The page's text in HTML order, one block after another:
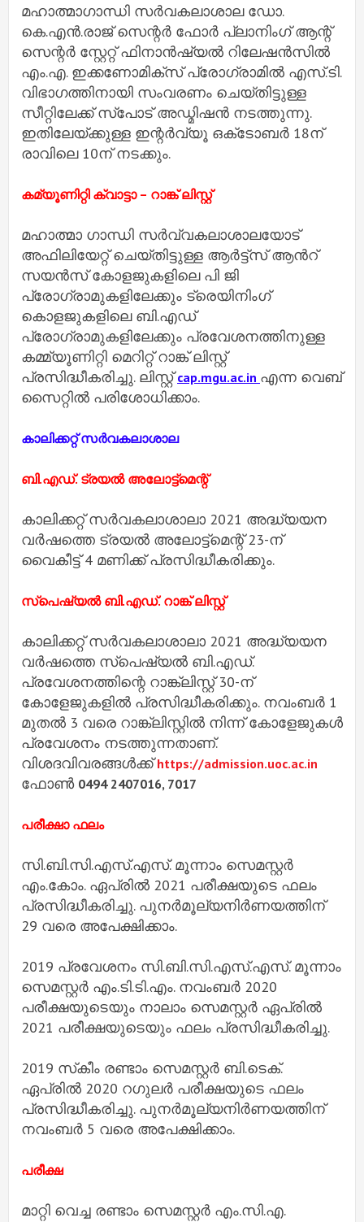
മഹാത്മാഗാന്ധി സർവകലാശാല ഡോ.
കെ.എൻ.രാജ് സെന്റർ ഫോർ പ്ലാനിംഗ് ആന്റ്
സെന്റർ സ്റ്റേറ്റ് ഫിനാൻഷ്യൽ റിലേഷൻസിൽ
എം.എ. ഇക്കണോമിക്‌സ് പ്രോഗ്രാമിൽ എസ്.ടി.
വിഭാഗത്തിനായി സംവരണം ചെയ്തിട്ടുള്ള
സീറ്റിലേക്ക് സ്‌പോട് അഡ്മിഷൻ നടത്തുന്നു.
ഇതിലേയ്ക്കുള്ള ഇന്റർവ്യൂ ഒക്‌ടോബർ 18ന്
രാവിലെ 10ന് നടക്കും.
കമ്യൂണിറ്റി ക്വാട്ടാ – റാങ്ക് ലിസ്റ്റ്
മഹാത്മാ ഗാന്ധി സർവ്വകലാശാലയോട്
അഫിലിയേറ്റ് ചെയ്തിട്ടുള്ള ആർട്ട്സ് ആൻറ്
സയൻസ് കോളജുകളിലെ പി ജി
പ്രോഗ്രാമുകളിലേക്കും ട്രെയിനിംഗ്
കൊളജുകളിലെ ബി.എഡ്
പ്രോഗ്രാമുകളിലേക്കും പ്രവേശനത്തിനുള്ള
കമ്മ്യൂണിറ്റി മെറിറ്റ് റാങ്ക്‌ ലിസ്റ്റ്
പ്രസിദ്ധീകരിച്ചു. ലിസ്റ്റ്cap.mgu.ac.in എന്ന വെബ്
സൈറ്റിൽ പരിശോധിക്കാം.
കാലിക്കറ്റ് സർവകലാശാല
ബി.എഡ്. ട്രയല്‍ അലോട്ട്‌മെന്റ്
കാലിക്കറ്റ് സര്‍വകലാശാലാ 2021 അദ്ധ്യയന
വര്‍ഷത്തെ ട്രയല്‍ അലോട്ട്‌മെന്റ് 23-ന്
വൈകീട്ട് 4 മണിക്ക് പ്രസിദ്ധീകരിക്കും.
സ്‌പെഷ്യല്‍ ബി.എഡ്. റാങ്ക് ലിസ്റ്റ്
കാലിക്കറ്റ് സര്‍വകലാശാലാ 2021 അദ്ധ്യയന
വര്‍ഷത്തെ സ്‌പെഷ്യല്‍ ബി.എഡ്.
പ്രവേശനത്തിന്റെ റാങ്ക്‌ലിസ്റ്റ് 30-ന്
കോളേജുകളില്‍ പ്രസിദ്ധീകരിക്കും. നവംബര്‍ 1
മുതല്‍ 3 വരെ റാങ്ക്‌ലിസ്റ്റില്‍ നിന്ന് കോളേജുകള്‍
പ്രവേശനം നടത്തുന്നതാണ്.
വിശദവിവരങ്ങള്‍ക്ക്https://admission.uoc.ac.in
ഫോണ്‍ 0494 2407016, 7017
പരീക്ഷാ ഫലം
സി.ബി.സി.എസ്.എസ്. മൂന്നാം സെമസ്റ്റര്‍
എം.കോം. ഏപ്രില്‍ 2021 പരീക്ഷയുടെ ഫലം
പ്രസിദ്ധീകരിച്ചു. പുനര്‍മൂല്യനിര്‍ണയത്തിന്
29 വരെ അപേക്ഷിക്കാം.
2019 പ്രവേശനം സി.ബി.സി.എസ്.എസ്. മൂന്നാം
സെമസ്റ്റര്‍ എം.ടി.ടി.എം. നവംബര്‍ 2020
പരീക്ഷയുടെയും നാലാം സെമസ്റ്റര്‍ ഏപ്രില്‍
2021 പരീക്ഷയുടെയും ഫലം പ്രസിദ്ധീകരിച്ചു.
2019 സ്‌കീം രണ്ടാം സെമസ്റ്റര്‍ ബി.ടെക്.
ഏപ്രില്‍ 2020 റഗുലര്‍ പരീക്ഷയുടെ ഫലം
പ്രസിദ്ധീകരിച്ചു. പുനര്‍മൂല്യനിര്‍ണയത്തിന്
നവംബര്‍ 5 വരെ അപേക്ഷിക്കാം.
പരീക്ഷ
മാറ്റി വെച്ച രണ്ടാം സെമസ്റ്റര്‍ എം.സി.എ.